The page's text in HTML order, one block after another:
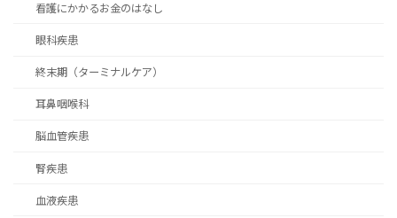
看護にかかるお金のはなし
眼科疾患
終末期（ターミナルケア）
耳鼻咽喉科
脳血管疾患
腎疾患
血液疾患